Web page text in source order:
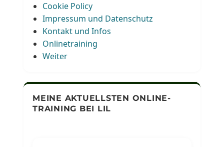
Cookie Policy
Impressum und Datenschutz
Kontakt und Infos
Onlinetraining
Weiter
MEINE AKTUELLSTEN ONLINE-
TRAINING BEI LIL